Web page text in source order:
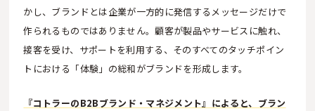
かし、ブランドとは企業が一方的に発信するメッセージだけで
作られるものではありません。顧客が製品やサービスに触れ、
接客を受け、サポートを利用する、そのすべてのタッチポイン
トにおける「体験」の総和がブランドを形成します。
『コトラーのB2Bブランド・マネジメント』によると、ブラン